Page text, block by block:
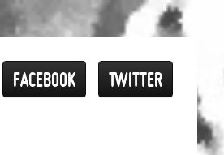
Twitter
Facebook